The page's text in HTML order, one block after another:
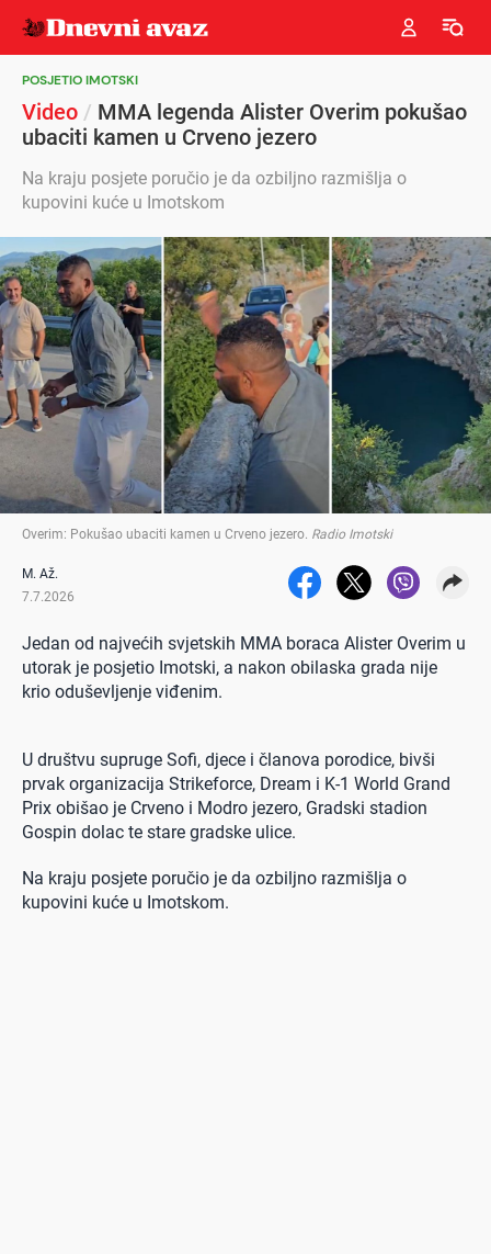
POSJETIO IMOTSKI
Video / MMA legenda Alister Overim pokušao
ubaciti kamen u Crveno jezero
Na kraju posjete poručio je da ozbiljno razmišlja o
kupovini kuće u Imotskom
Overim: Pokušao ubaciti kamen u Crveno jezero. Radio Imotski
M. Až.
7.7.2026
Jedan od najvećih svjetskih MMA boraca Alister Overim u
utorak je posjetio Imotski, a nakon obilaska grada nije
krio oduševljenje viđenim.
U društvu supruge Sofi, djece i članova porodice, bivši
prvak organizacija Strikeforce, Dream i K-1 World Grand
Prix obišao je Crveno i Modro jezero, Gradski stadion
Gospin dolac te stare gradske ulice.
Na kraju posjete poručio je da ozbiljno razmišlja o
kupovini kuće u Imotskom.